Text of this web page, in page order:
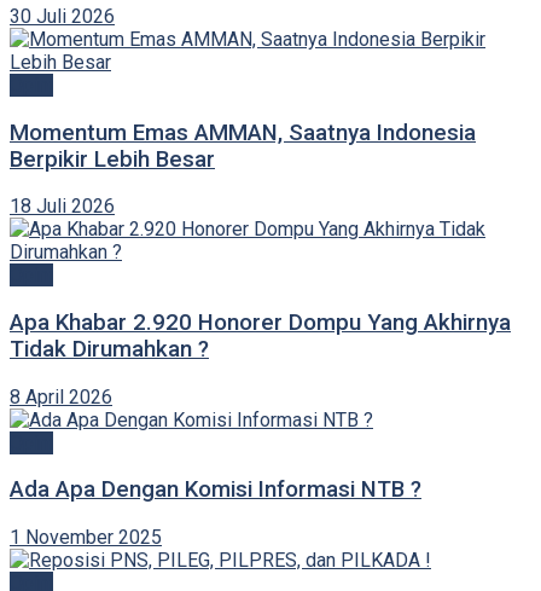
30 Juli 2026
Momentum Emas AMMAN, Saatnya Indonesia
Berpikir Lebih Besar
18 Juli 2026
Apa Khabar 2.920 Honorer Dompu Yang Akhirnya
Tidak Dirumahkan ?
8 April 2026
Ada Apa Dengan Komisi Informasi NTB ?
1 November 2025